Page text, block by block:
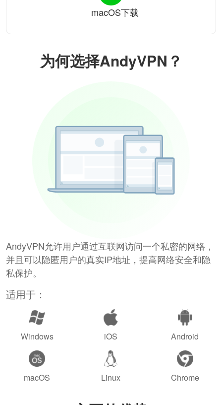
为何选择AndyVPN？
AndyVPN允许用户通过互联网访问一个私密的网络，
并且可以隐匿用户的真实IP地址，提高网络安全和隐
私保护。
适用于：
Windows iOS Android
macOS Linux Chrome
macOS下载